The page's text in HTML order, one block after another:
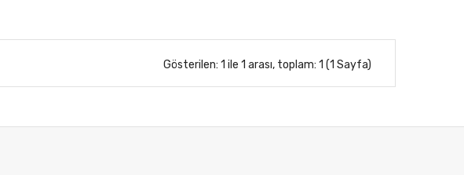
Gösterilen: 1 ile 1 arası, toplam: 1 (1 Sayfa)